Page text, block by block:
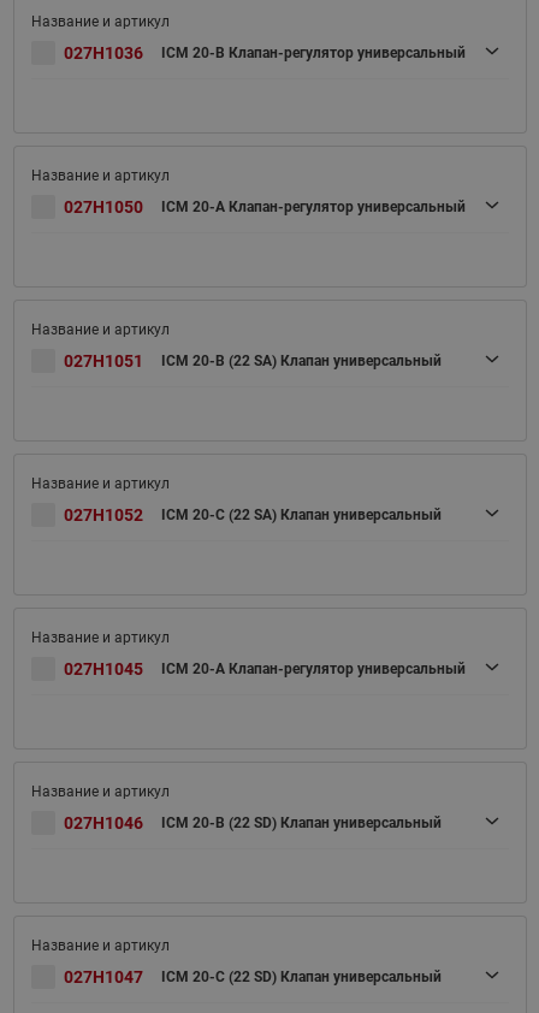
027H1036 ICM 20-B Клапан-регулятор универсальный
027H1050 ICM 20-A Клапан-регулятор универсальный
027H1051 ICM 20-B (22 SA) Клапан универсальный
027H1052 ICM 20-C (22 SA) Клапан универсальный
027H1045 ICM 20-A Клапан-регулятор универсальный
027H1046 ICM 20-B (22 SD) Клапан универсальный
027H1047 ICM 20-C (22 SD) Клапан универсальный